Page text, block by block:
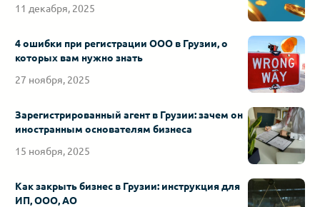
11 декабря, 2025
4 ошибки при регистрации ООО в Грузии, о
которых вам нужно знать
27 ноября, 2025
Зарегистрированный агент в Грузии: зачем он
иностранным основателям бизнеса
15 ноября, 2025
Как закрыть бизнес в Грузии: инструкция для
ИП, ООО, АО